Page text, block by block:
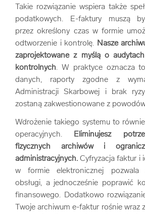
Takie rozwiązanie wspiera także
podatkowych. E-faktury muszą
przez określony czas w formie
odtworzenie i kontrolę. Nasze
zaprojektowane z myślą o
kontrolnych. W praktyce oznacza
danych, raporty zgodne z
Administracji Skarbowej i brak
zostaną zakwestionowane z
Wdrożenie takiego systemu to
operacyjnych. Eliminujesz
fizycznych archiwów i
administracyjnych.Cyfryzacja faktur i
w formie elektronicznej pozwala
obsługi, a jednocześnie poprawić
finansowego. Dodatkowo
Twoje archiwum e-faktur rośnie wraz